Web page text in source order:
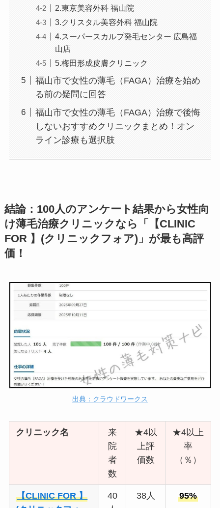
2.東京美容外科 福山院
3.クリスタル美容外科 福山院
4.スーパースカルプ発毛センター 広島福
山店
5.梅田形成皮膚クリニック
福山市で女性の薄毛（FAGA）治療を始め
る前の疑問に回答
福山市で女性の薄毛（FAGA）治療で後悔
しないおすすめクリニックまとめ！オン
ライン診療も選択肢
結論：100人のアンケート結果から女性向
け薄毛治療クリニックなら「【CLINIC
FOR 】(クリニックフォア)」が最も高評
価！
出典：クラウドワークス
クリニック名
来
院
者
数
★4以
上評
価数
★4以上
率
（％）
【CLINIC FOR 】
40
38人 95%